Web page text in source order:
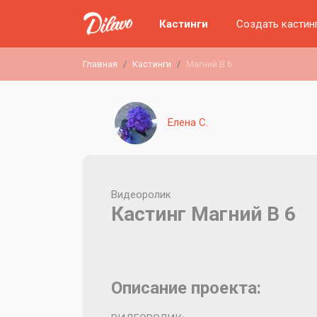
Кастинги Создать
Главная Кастинги Магний В 6
Елена С.
Видеоролик
Кастинг Магний В 6
Описание проекта: